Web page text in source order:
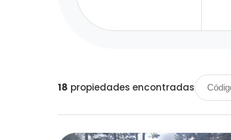
18 propiedades encontradas